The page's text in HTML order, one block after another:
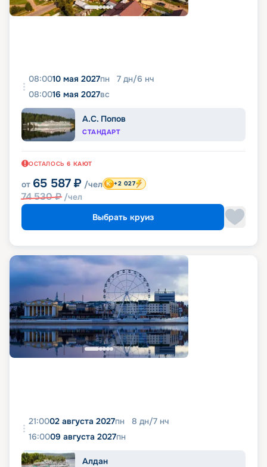
08:0010 мая 2027пн 7 дн/6 нч
08:0016 мая 2027вс
А.С. Попов
СТАНДАРТ
ОСТАЛОСЬ 6 КАЮТ
от 65 587 ₽ /чел
74 530₽ /чел
+2 027
Выбрать круиз
21:0002 августа 2027пн 8 дн/7 нч
16:0009 августа 2027пн
Алдан